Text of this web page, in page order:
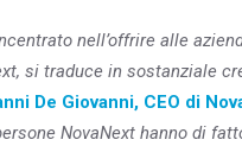
nell’offrire alle
si traduce in sostanziale
De Giovanni, CEO di
NovaNext hanno di